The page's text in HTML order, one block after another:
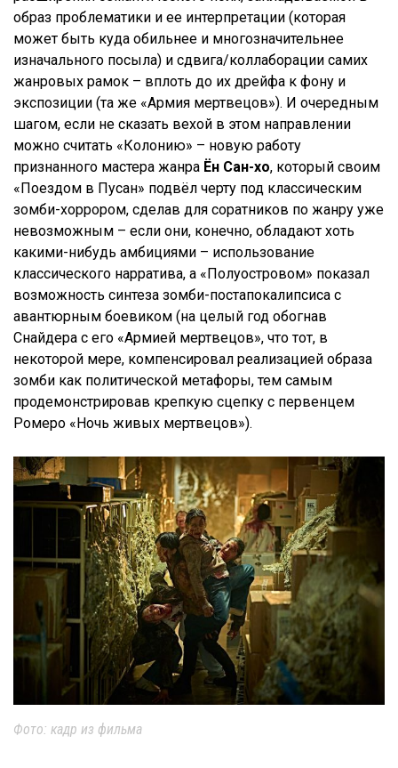
образ проблематики и ее интерпретации (которая
может быть куда обильнее и многозначительнее
изначального посыла) и сдвига/коллаборации самих
жанровых рамок – вплоть до их дрейфа к фону и
экспозиции (та же «Армия мертвецов»). И очередным
шагом, если не сказать вехой в этом направлении
можно считать «Колонию» – новую работу
признанного мастера жанра Ён Сан-хо, который своим
«Поездом в Пусан» подвёл черту под классическим
зомби-хоррором, сделав для соратников по жанру уже
невозможным – если они, конечно, обладают хоть
какими-нибудь амбициями – использование
классического нарратива, а «Полуостровом» показал
возможность синтеза зомби-постапокалипсиса с
авантюрным боевиком (на целый год обогнав
Снайдера с его «Армией мертвецов», что тот, в
некоторой мере, компенсировал реализацией образа
зомби как политической метафоры, тем самым
продемонстрировав крепкую сцепку с первенцем
Ромеро «Ночь живых мертвецов»).
Фото: кадр из фильма